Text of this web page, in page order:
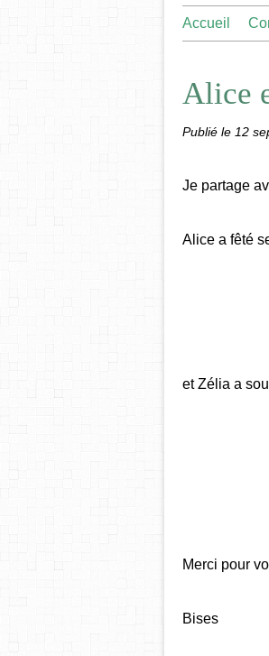
Accueil
Alice
Publié le 12
Je partage
Alice a fêté
et Zélia a
Merci pour
Bises